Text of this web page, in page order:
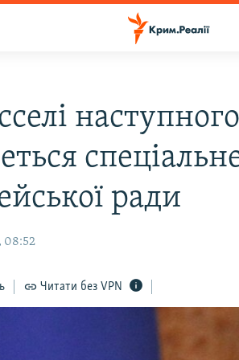
ради
08:52
Читати без VPN